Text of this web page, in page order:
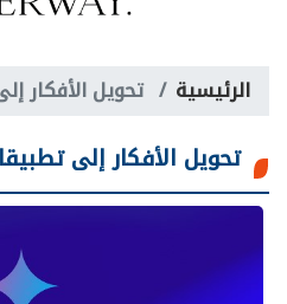
الرئيسية تحويل الأفكار
تحويل الأفكار إلى